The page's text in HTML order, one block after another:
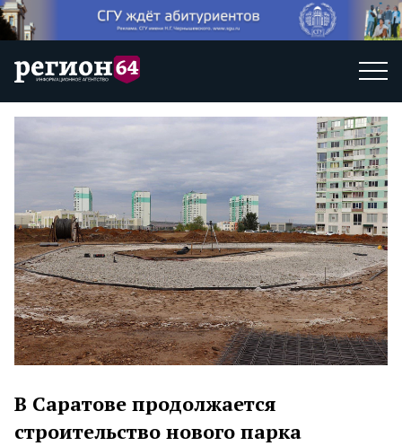
В Саратове продолжается
строительство нового парка